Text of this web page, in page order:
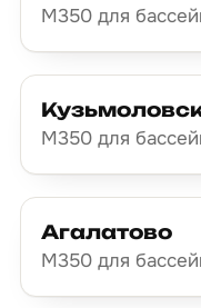
М350 для
М350 для
Агалатово
М350 для